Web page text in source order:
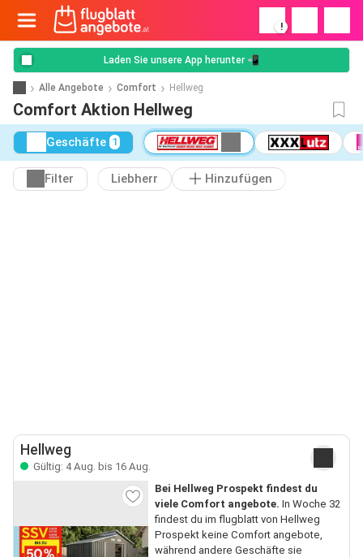
!
Laden Sie unsere App herunter 📲
Alle Angebote Comfort Hellweg
Comfort Aktion Hellweg
Geschäfte 1
Filter Liebherr Hinzufügen
Hellweg
Gültig: 4 Aug. bis 16 Aug.
Bei Hellweg Prospekt findest du
viele Comfort angebote. In Woche 32
findest du im flugblatt von Hellweg
Prospekt keine Comfort angebote,
während andere Geschäfte sie